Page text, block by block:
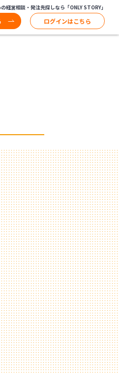
経営相談・発注先探しなら「ONLY STORY」
ログインはこちら